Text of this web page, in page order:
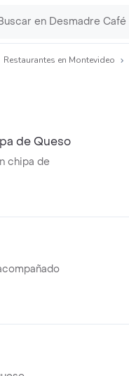
Restaurantes en Montevideo
de Queso
chipa de